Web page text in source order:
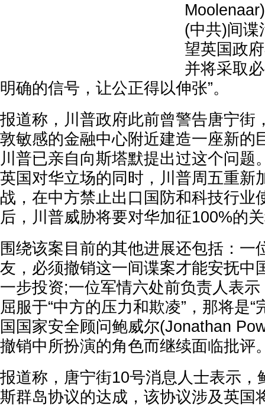
(中共)间谍
望英国政
并将采取
明确的信号，让公正得以伸张”。
报道称，川普政府此前曾警告唐宁街
敦敏感的金融中心附近建造一座新的
川普已亲自向斯塔默提出过这个问题
英国对华立场的同时，川普周五重新
战，在中方禁止出口国防和科技行业
后，川普威胁将要对华加征100%的
围绕该案目前的其他进展还包括：一
友，必须撤销这一间谍案才能安抚中
一步投资;一位军情六处前负责人表
屈服于“中方的压力和欺凌”，那将是“
国国家安全顾问鲍威尔(Jonathan
撤销中所扮演的角色而继续面临批评
报道称，唐宁街10号消息人士表示，
斯群岛协议的达成，该协议涉及英国